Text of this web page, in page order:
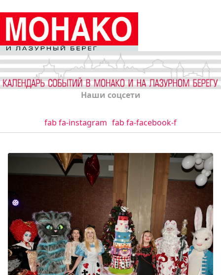
Наши соцсети
fab fa-instagram fab fa-facebook-f